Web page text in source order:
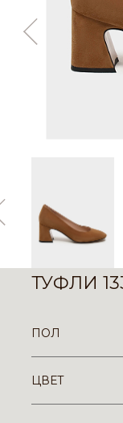
ТУФЛИ
ПОЛ
ЦВЕТ